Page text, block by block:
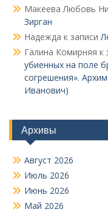
Макеева Любовь
Зирган
Надежда к записи
Галина Комирняя к
убиенных на поле
согрешения».
Иванович)
Архивы
Август 2026
Июль 2026
Июнь 2026
Май 2026